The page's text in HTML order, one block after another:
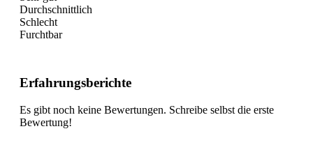
Durchschnittlich
Schlecht
Furchtbar
Erfahrungsberichte
Es gibt noch keine Bewertungen. Schreibe selbst die erste
Bewertung!